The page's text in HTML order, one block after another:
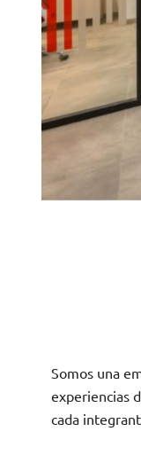
Somos una
experiencias
cada